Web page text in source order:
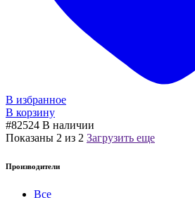
В избранное
В корзину
#82524 В наличии
Показаны 2 из 2 Загрузить еще
Производители
Все